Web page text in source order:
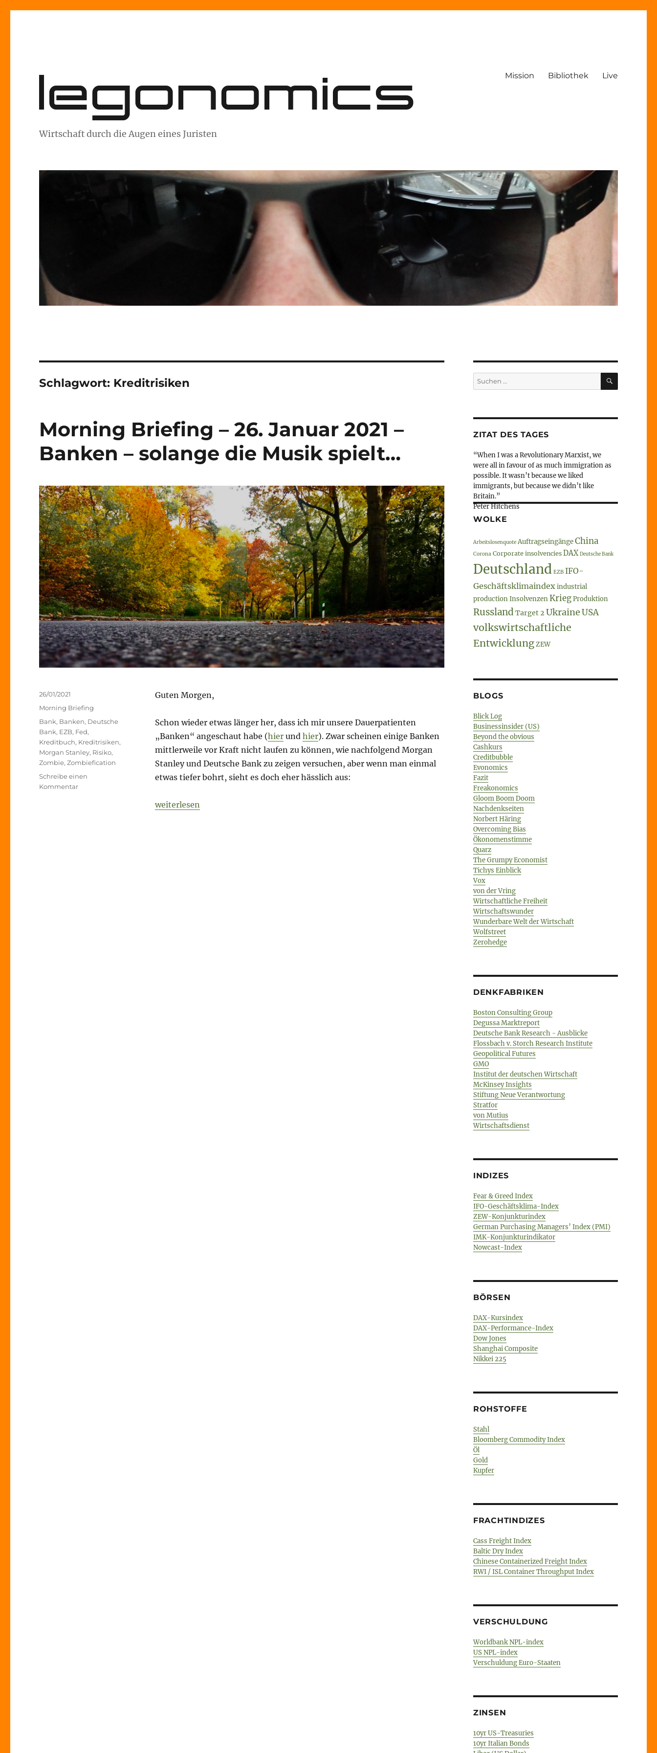
legonomics
Wirtschaft durch die Augen eines Juristen
Mission Bibliothek Live
Schlagwort: Kreditrisiken
Morning Briefing – 26. Januar 2021 –
Banken – solange die Musik spielt…
Guten Morgen,
Schon wieder etwas länger her, dass ich mir unsere Dauerpatienten
„Banken“ angeschaut habe (hierund hier). Zwar scheinen einige Banken
mittlerweile vor Kraft nicht laufen zu können, wie nachfolgend Morgan
Stanley und Deutsche Bank zu zeigen versuchen, aber wenn man einmal
etwas tiefer bohrt, sieht es doch eher hässlich aus:
„Morning Briefing – 26. Januar 2021 – Banken – solange die Musik spielt…“
weiterlesen
Veröffentlicht
26/01/2021
Kategorien
Morning Briefing
Schlagwörter
Bank, Banken, Deutsche
Bank, EZB, Fed,
Kreditbuch, Kreditrisiken,
Morgan Stanley, Risiko,
Zombie,Zombiefication
Schreibe einen
Kommentarzu
Suche
nach:
SUCHEN
ZITAT DES TAGES
“When I was a Revolutionary Marxist, we
were all in favour of as much immigration as
possible. It wasn’t because we liked
immigrants, but because we didn’t like
Britain.”
Peter Hitchens
WOLKE
Arbeitslosenquote AuftragseingängeChina
Corona Corporate insolvencies DAX Deutsche Bank
Deutschland EZB IFO-
Geschäftsklimaindexindustrial
productionInsolvenzenKriegProduktion
Russland Target 2 UkraineUSA
volkswirtschaftliche
EntwicklungZEW
BLOGS
Blick Log
Businessinsider (US)
Beyond the obvious
Cashkurs
Creditbubble
Evonomics
Fazit
Freakonomics
Gloom Boom Doom
Nachdenkseiten
Norbert Häring
Overcoming Bias
Ökonomenstimme
Quarz
The Grumpy Economist
Tichys Einblick
Vox
von der Vring
Wirtschaftliche Freiheit
Wirtschaftswunder
Wunderbare Welt der Wirtschaft
Wolfstreet
Zerohedge
DENKFABRIKEN
Boston Consulting Group
Degussa Marktreport
Deutsche Bank Research - Ausblicke
Flossbach v. Storch Research Institute
Geopolitical Futures
GMO
Institut der deutschen Wirtschaft
McKinsey Insights
Stiftung Neue Verantwortung
Stratfor
von Mutius
Wirtschaftsdienst
INDIZES
Fear & Greed Index
IFO-Geschäftsklima-Index
ZEW-Konjunkturindex
German Purchasing Managers’ Index (PMI)
IMK-Konjunkturindikator
Nowcast-Index
BÖRSEN
DAX-Kursindex
DAX-Performance-Index
Dow Jones
Shanghai Composite
Nikkei 225
ROHSTOFFE
Stahl
Bloomberg Commodity Index
Öl
Gold
Kupfer
FRACHTINDIZES
Cass Freight Index
Baltic Dry Index
Chinese Containerized Freight Index
RWI / ISL Container Throughput Index
VERSCHULDUNG
Worldbank NPL-index
US NPL-index
Verschuldung Euro-Staaten
ZINSEN
10yr US-Treasuries
10yr Italian Bonds